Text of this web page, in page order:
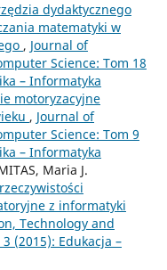
dydaktycznego
matematyki w
, Journal of
Science: Tom 18
– Informatyka
motoryzacyjne
, Journal of
Science: Tom 9
– Informatyka
Maria J.
z informatyki
Technology and
(2015): Edukacja –